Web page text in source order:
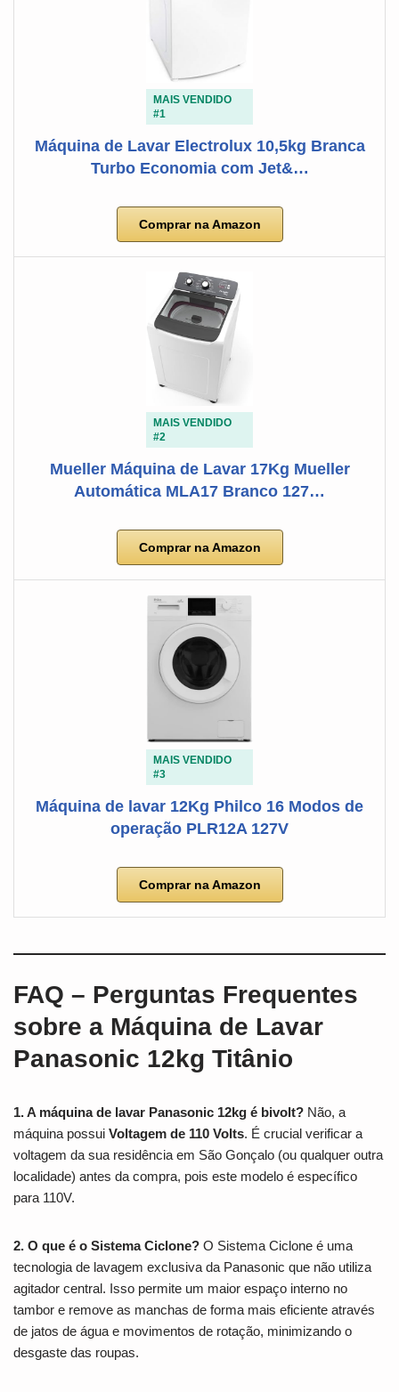
MAIS VENDIDO
#1
Máquina de Lavar Electrolux 10,5kg Branca
Turbo Economia com Jet&…
Comprar na Amazon
MAIS VENDIDO
#2
Mueller Máquina de Lavar 17Kg Mueller
Automática MLA17 Branco 127…
Comprar na Amazon
MAIS VENDIDO
#3
Máquina de lavar 12Kg Philco 16 Modos de
operação PLR12A 127V
Comprar na Amazon
FAQ – Perguntas Frequentes
sobre a Máquina de Lavar
Panasonic 12kg Titânio
1. A máquina de lavar Panasonic 12kg é bivolt? Não, a
máquina possui Voltagem de 110 Volts. É crucial verificar a
voltagem da sua residência em São Gonçalo (ou qualquer outra
localidade) antes da compra, pois este modelo é específico
para 110V.
2. O que é o Sistema Ciclone? O Sistema Ciclone é uma
tecnologia de lavagem exclusiva da Panasonic que não utiliza
agitador central. Isso permite um maior espaço interno no
tambor e remove as manchas de forma mais eficiente através
de jatos de água e movimentos de rotação, minimizando o
desgaste das roupas.